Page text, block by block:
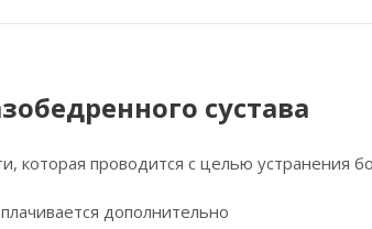
сустава
которая проводится с целью устранения
дополнительно